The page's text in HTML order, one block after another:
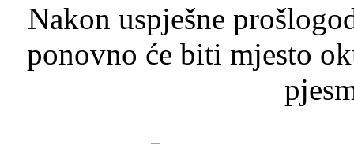
Nakon uspješne
ponovno će biti mjesto